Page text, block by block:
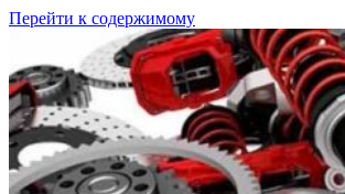
Перейти к содержимому